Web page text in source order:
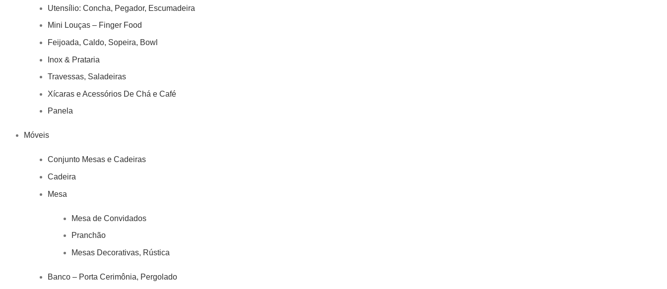
Utensílio: Concha, Pegador, Escumadeira
Mini Louças – Finger Food
Feijoada, Caldo, Sopeira, Bowl
Inox & Prataria
Travessas, Saladeiras
Xícaras e Acessórios De Chá e Café
Panela
Móveis
Conjunto Mesas e Cadeiras
Cadeira
Mesa
Mesa de Convidados
Pranchão
Mesas Decorativas, Rústica
Banco – Porta Cerimônia, Pergolado